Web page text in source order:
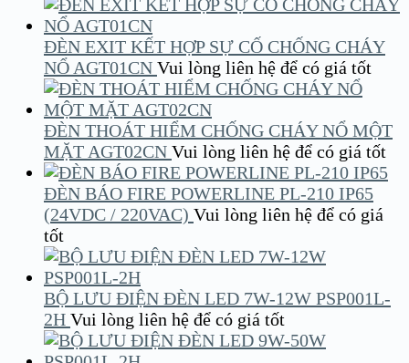
ĐÈN EXIT KẾT HỢP SỰ CỐ CHỐNG CHÁY
NỔ AGT01CN Vui lòng liên hệ để có giá tốt
ĐÈN THOÁT HIỂM CHỐNG CHÁY NỔ MỘT
MẶT AGT02CN Vui lòng liên hệ để có giá tốt
ĐÈN BÁO FIRE POWERLINE PL-210 IP65
(24VDC / 220VAC) Vui lòng liên hệ để có giá
tốt
BỘ LƯU ĐIỆN ĐÈN LED 7W-12W PSP001L-
2H Vui lòng liên hệ để có giá tốt